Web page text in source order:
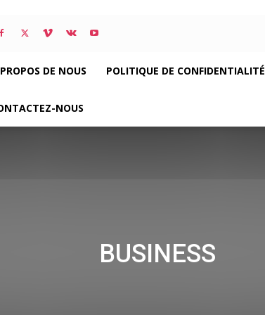
DE NOUS POLITIQUE DE CONFIDENTIALITÉ
NOUS
BUSINESS